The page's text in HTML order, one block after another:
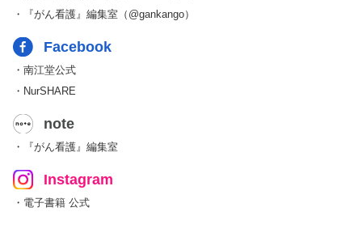
・『がん看護』編集室（@gankango）
Facebook
・南江堂公式
・NurSHARE
note
・『がん看護』編集室
Instagram
・電子書籍 公式